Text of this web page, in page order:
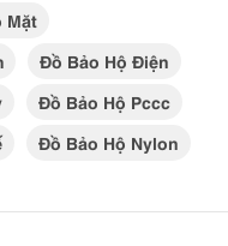
Mặt
Đồ Bảo Hộ Điện
Đồ Bảo Hộ Pccc
Đồ Bảo Hộ Nylon